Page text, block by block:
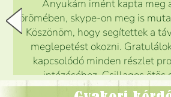
Anyukám imént kapta meg
örömében, skype-on meg is
Köszönöm, hogy segítettek a
meglepetést okozni.
kapcsolódó minden részlet
intézéséhez. Csillagos ötös